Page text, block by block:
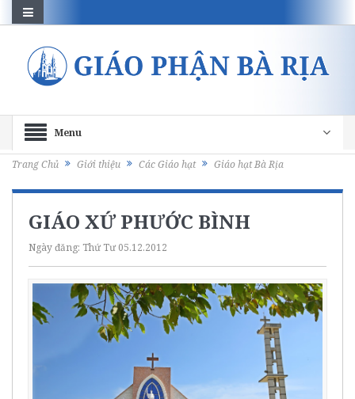
Menu
Trang Chủ Giới thiệu Các Giáo hạt Giáo hạt Bà Rịa
GIÁO XỨ PHƯỚC BÌNH
Ngày đăng: Thứ Tư 05.12.2012